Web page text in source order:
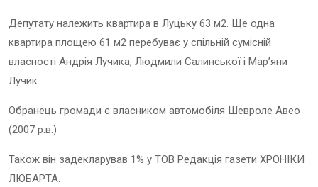
Депутату належить квартира в Луцьку 63 м2. Ще одна
квартира площею 61 м2 перебуває у спільній сумісній
власності Андрія Лучика, Людмили Салинської і Мар’яни
Лучик.
Обранець громади є власником автомобіля Шевроле Авео
(2007 р.в.)
Також він задекларував 1% у ТОВ Редакція газети ХРОНІКИ
ЛЮБАРТА.